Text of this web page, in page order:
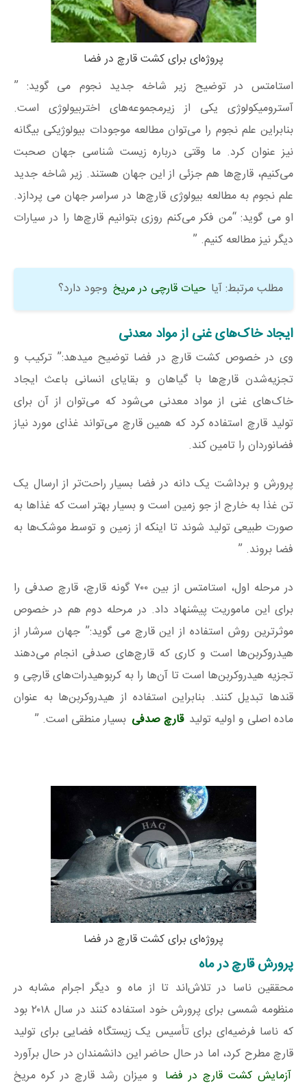
پروژه‌ای برای کشت قارچ در فضا
استامتس در توضیح زیر شاخه جدید نجوم می گوید: ”
آسترومیکولوژی یکی از زیرمجموعه‌های اختربیولوژی است.
بنابراین علم نجوم را می‌توان مطالعه موجودات بیولوژیکی بیگانه
نیز عنوان کرد. ما وقتی درباره زیست شناسی جهان صحبت
می‌کنیم، قارچ‌ها هم جزئی از این جهان هستند. زیر شاخه جدید
علم نجوم به مطالعه بیولوژی قارچ‌ها در سراسر جهان می پردازد.
او می گوید: “من فکر می‌کنم روزی بتوانیم قارچ‌ها را در سیارات
دیگر نیز مطالعه کنیم. ”
مطلب مرتبط: آیا حیات قارچی در مریخ وجود دارد؟
ایجاد خاک‌های غنی از مواد معدنی
وی در خصوص کشت قارچ در فضا توضیح میدهد:” ترکیب و
تجزیه‌شدن قارچ‌ها با گیاهان و بقایای انسانی باعث ایجاد
خاک‌های غنی از مواد معدنی می‌شود که می‌توان از آن برای
تولید قارچ استفاده کرد که همین قارچ می‌تواند غذای مورد نیاز
فضانوردان را تامین کند.
پرورش و برداشت یک دانه در فضا بسیار راحت‌تر از ارسال یک
تن غذا به خارج از جو زمین است و بسیار بهتر است که غذا‌ها به
صورت طبیعی تولید شوند تا اینکه از زمین و توسط موشک‌ها به
فضا بروند. ”
در مرحله اول، استامتس از بین ۷۰۰ گونه قارچ، قارچ صدفی را
برای این ماموریت پیشنهاد داد. در مرحله دوم هم در خصوص
موثرترین روش استفاده از این قارچ می گوید:” جهان سرشار از
هیدروکربن‌ها است و کاری که قارچ‌های صدفی انجام می‌دهند
تجزیه هیدروکربن‌ها است تا آن‌ها را به کربوهیدرات‌های قارچی و
قند‌ها تبدیل کنند. بنابراین استفاده از هیدروکربن‌ها به عنوان
ماده اصلی و اولیه تولید قارچ صدفی بسیار منطقی است. ”
پروژه‌ای برای کشت قارچ در فضا
پرورش قارچ در ماه
محققین ناسا در تلاش‌اند تا از ماه و دیگر اجرام مشابه در
منظومه شمسی برای پرورش خود استفاده کنند در سال ۲۰۱۸ بود
که ناسا فرضیه‌ای برای تأسیس یک زیستگاه فضایی برای تولید
قارچ مطرح کرد، اما در حال حاضر این دانشمندان در حال برآورد
آزمایش کشت قارچ در فضا و میزان رشد قارچ در کره مریخ